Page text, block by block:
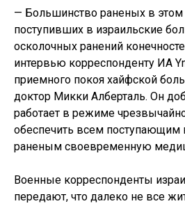
— Большинство раненых в этом
поступивших в израильские
осколочных ранений
интервью корреспонденту ИА
приемного покоя хайфской
доктор Микки Алберталь. Он
работает в режиме
обеспечить всем
раненым своевременную
Военные корреспонденты
передают, что далеко не все